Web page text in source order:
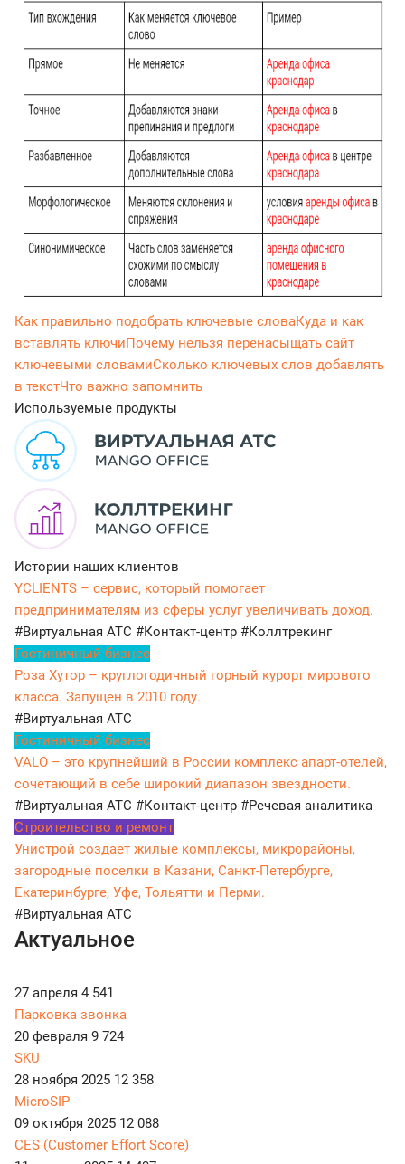
Как правильно подобрать ключевые словаКуда и как
вставлять ключиПочему нельзя перенасыщать сайт
ключевыми словамиСколько ключевых слов добавлять
в текстЧто важно запомнить
Используемые продукты
Истории наших клиентов
YCLIENTS – сервис, который помогает
предпринимателям из сферы услуг увеличивать доход.
#Виртуальная АТС #Контакт-центр #Коллтрекинг
Гостиничный бизнес
Роза Хутор – круглогодичный горный курорт мирового
класса. Запущен в 2010 году.
#Виртуальная АТС
Гостиничный бизнес
VALO – это крупнейший в России комплекс апарт-отелей,
сочетающий в себе широкий диапазон звездности.
#Виртуальная АТС #Контакт-центр #Речевая аналитика
Строительство и ремонт
Унистрой создает жилые комплексы, микрорайоны,
загородные поселки в Казани, Санкт-Петербурге,
Екатеринбурге, Уфе, Тольятти и Перми.
#Виртуальная АТС
Актуальное
27 апреля 4 541
Парковка звонка
20 февраля 9 724
SKU
28 ноября 2025 12 358
MicroSIP
09 октября 2025 12 088
CES (Customer Effort Score)